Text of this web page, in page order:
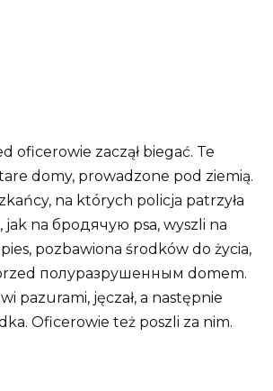
oficerowie zaczął biegać. Te
domy, prowadzone pod ziemią.
na których policja patrzyła
na бродячую psa, wyszli na
pozbawiona środków do życia,
полуразрушенным domem.
pazurami, jęczał, a następnie
Oficerowie też poszli za nim.